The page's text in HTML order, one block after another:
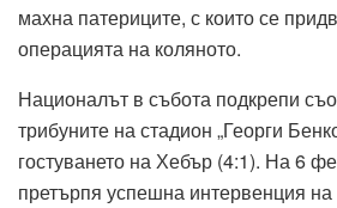
махна патериците, с които се
операцията на коляното.
Националът в събота подкрепи
трибуните на стадион „Георги
гостуването на Хебър (4:1). На 6
претърпя успешна интервенция